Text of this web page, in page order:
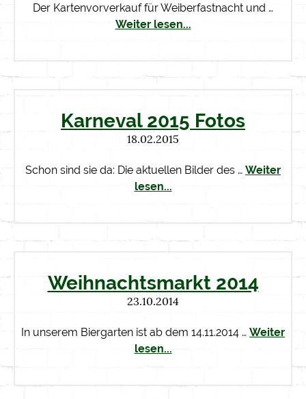
Der Kartenvorverkauf für Weiberfastnacht und …
Weiter lesen...
Karneval 2015 Fotos
18.02.2015
Schon sind sie da: Die aktuellen Bilder des … Weiter
lesen...
Weihnachtsmarkt 2014
23.10.2014
In unserem Biergarten ist ab dem 14.11.2014 … Weiter
lesen...